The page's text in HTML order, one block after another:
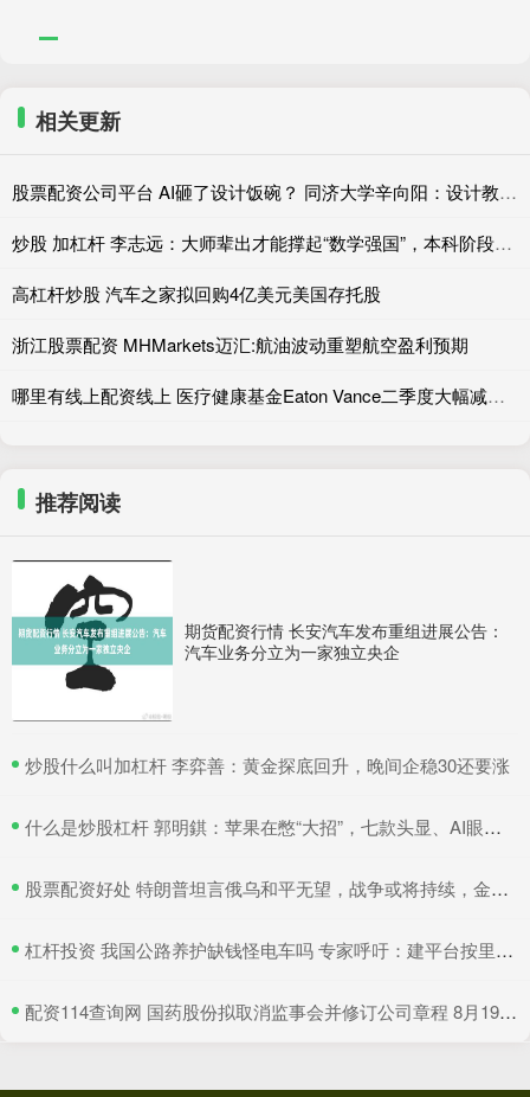
相关更新
股票配资公司平台 AI砸了设计饭碗？ 同济大学辛向阳：设计教育该重视“落地”和跨学科
炒股 加杠杆 李志远：大师辈出才能撑起“数学强国”，本科阶段扎实通识数学训练是重要根基
高杠杆炒股 汽车之家拟回购4亿美元美国存托股
浙江股票配资 MHMarkets迈汇:航油波动重塑航空盈利预期
哪里有线上配资线上 医疗健康基金Eaton Vance二季度大幅减持Zoetis，持仓占比下降45.48%
推荐阅读
期货配资行情 长安汽车发布重组进展公告：
汽车业务分立为一家独立央企
​炒股什么叫加杠杆 李弈善：黄金探底回升，晚间企稳30还要涨
​什么是炒股杠杆 郭明錤：苹果在憋“大招”，七款头显、AI眼镜在研，2027年会是大爆发期
​股票配资好处 特朗普坦言俄乌和平无望，战争或将持续，金价有望继续吸引避险买盘
​杠杆投资 我国公路养护缺钱怪电车吗 专家呼吁：建平台按里程收费
​配资114查询网 国药股份拟取消监事会并修订公司章程 8月19日召开临时股东大会